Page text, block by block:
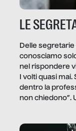
LE
Delle
conosciamo
nel rispondere
I volti quasi
dentro la
non chiedono”.